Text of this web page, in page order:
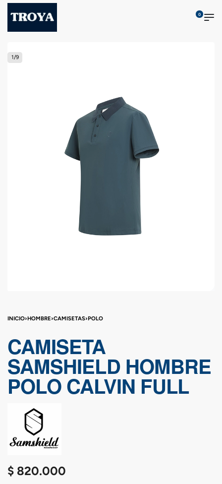
0
1/9
INICIO›HOMBRE›CAMISETAS›POLO
CAMISETA
SAMSHIELD HOMBRE
POLO CALVIN FULL
$ 820.000